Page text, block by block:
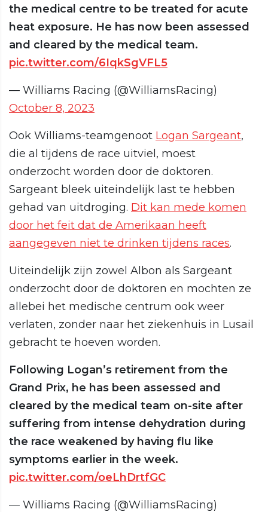
the medical centre to be treated for acute
heat exposure. He has now been assessed
and cleared by the medical team.
pic.twitter.com/6IqkSgVFL5
— Williams Racing (@WilliamsRacing)
October 8, 2023
Ook Williams-teamgenoot Logan Sargeant,
die al tijdens de race uitviel, moest
onderzocht worden door de doktoren.
Sargeant bleek uiteindelijk last te hebben
gehad van uitdroging. Dit kan mede komen
door het feit dat de Amerikaan heeft
aangegeven niet te drinken tijdens races.
Uiteindelijk zijn zowel Albon als Sargeant
onderzocht door de doktoren en mochten ze
allebei het medische centrum ook weer
verlaten, zonder naar het ziekenhuis in Lusail
gebracht te hoeven worden.
Following Logan’s retirement from the
Grand Prix, he has been assessed and
cleared by the medical team on-site after
suffering from intense dehydration during
the race weakened by having flu like
symptoms earlier in the week.
pic.twitter.com/oeLhDrtfGC
— Williams Racing (@WilliamsRacing)